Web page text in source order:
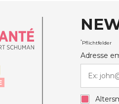
by HôpitauxRobert
*Pflichtfelder
Adresse